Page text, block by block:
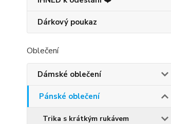
Dárkový poukaz
Oblečení
Dámské oblečení
Pánské oblečení
Trika s krátkým rukávem